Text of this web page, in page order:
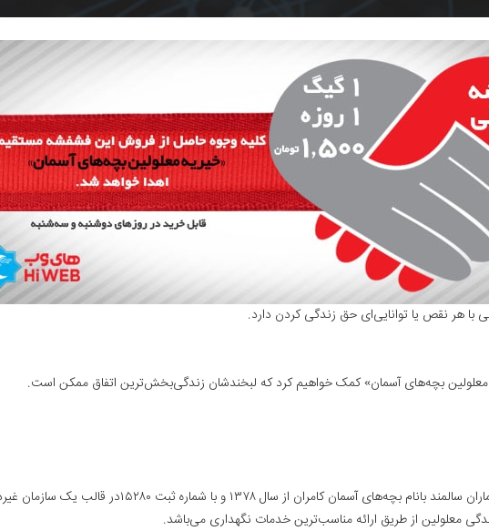
با هر نقص یا توانایی‌ای حق زندگی کردن دارد.
بچه‌های آسمان» کمک خواهیم کرد که لبخندشان زندگی‌بخش‌ترین اتفاق ممکن است.
آسایشگاه خیریه نگهداری از کودکان معلول جسمی و ذهنی و
معلولین از طریق ارائه مناسب‌ترین خدمات نگهداری می‌باشد.